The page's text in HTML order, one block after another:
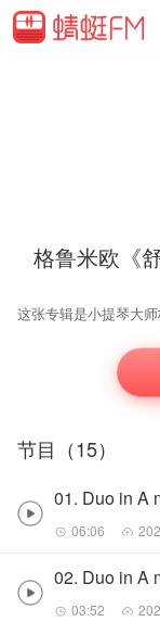
格鲁米欧《
节目（15）
06:06
03:52